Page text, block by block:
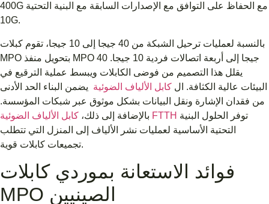
400G مع الحفاظ على التوافق مع الإصدارات السابقة مع البنية التحتية
10G.
بالنسبة لعمليات ترحيل الشبكة من 40 جيجا إلى 10 جيجا، تقوم كبلات
MPO بتحويل منفذ MPO 40 جيجا إلى أربعة اتصالات فردية 10 جيجا.
يقلل هذا التصميم من فوضى الكابلات ويبسط عملية الترقيع في
البيئات عالية الكثافة. ال كابل الألياف الضوئية يضمن البناء الحد الأدنى
من فقدان الإشارة ونقل البيانات بشكل موثوق عبر شبكات المؤسسة.
بالإضافة إلى ذلك، كابل الألياف الضوئية FTTH
التحتية الأساسية لعمليات نشر الألياف إلى المنزل التي تتطلب
تجميعات كابلات قوية.
فوائد الاستعانة بموردي كابلات